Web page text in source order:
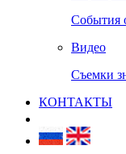
События
Видео
Съемки
КОНТАКТЫ